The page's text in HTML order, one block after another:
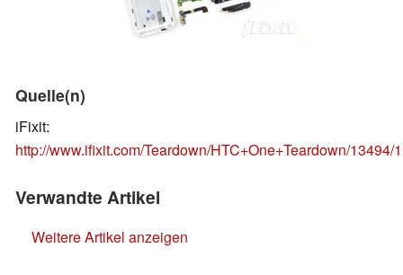
Quelle(n)
iFixit:
http://www.ifixit.com/Teardown/HTC+One+Teardown/13494/1
Verwandte Artikel
Weitere Artikel anzeigen